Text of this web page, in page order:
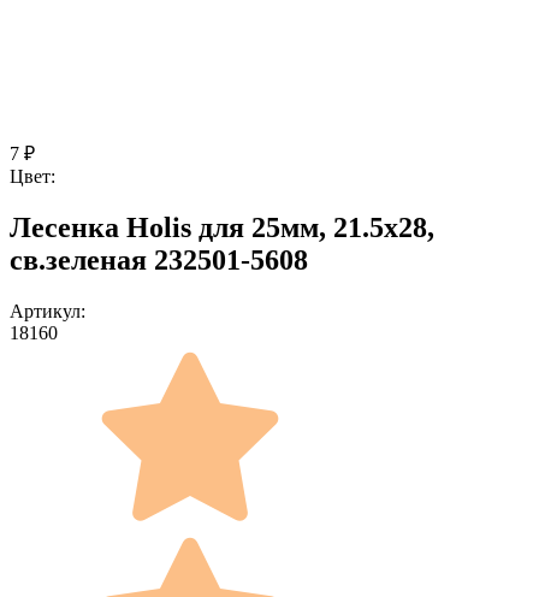
7 ₽
Цвет:
Лесенка Holis для 25мм, 21.5x28,
св.зеленая 232501-5608
Артикул:
18160